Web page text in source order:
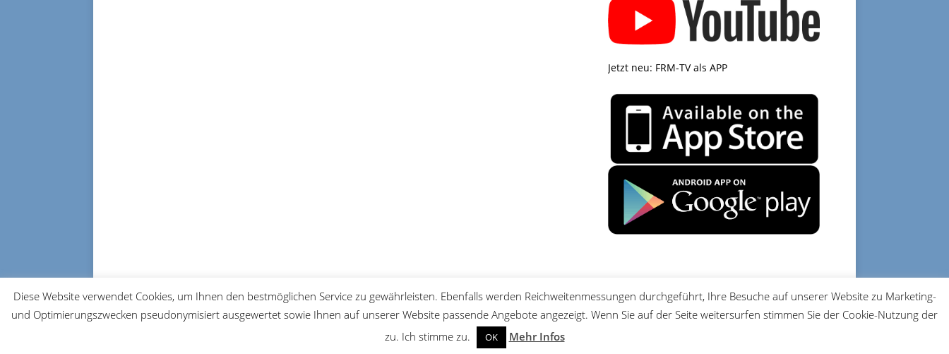
Jetzt neu: FRM-TV als APP
DATENSCHUTZ IMPRESSUM
© 2026 FRM-TV
Diese Website verwendet Cookies, um Ihnen den bestmöglichen Service zu gewährleisten. Ebenfalls werden Reichweitenmessungen durchgeführt, Ihre Besuche auf unserer Website zu Marketing-
und Optimierungszwecken pseudonymisiert ausgewertet sowie Ihnen auf unserer Website passende Angebote angezeigt. Wenn Sie auf der Seite weitersurfen stimmen Sie der Cookie-Nutzung der
zu. Ich stimme zu.
OK Mehr Infos